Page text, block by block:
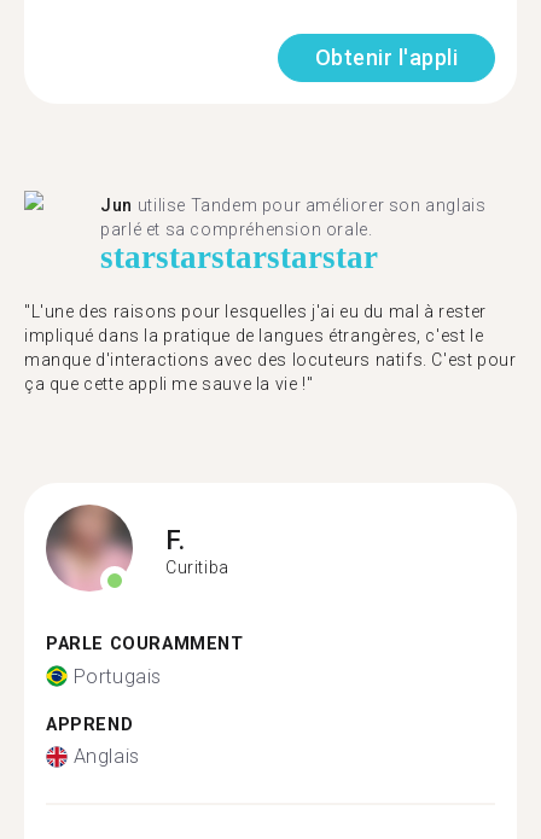
Obtenir l'appli
Jun utilise Tandem pour améliorer son anglais
parlé et sa compréhension orale.
starstarstarstarstar
"L'une des raisons pour lesquelles j'ai eu du mal à rester
impliqué dans la pratique de langues étrangères, c'est le
manque d'interactions avec des locuteurs natifs. C'est pour
ça que cette appli me sauve la vie !"
F.
Curitiba
PARLE COURAMMENT
Portugais
APPREND
Anglais